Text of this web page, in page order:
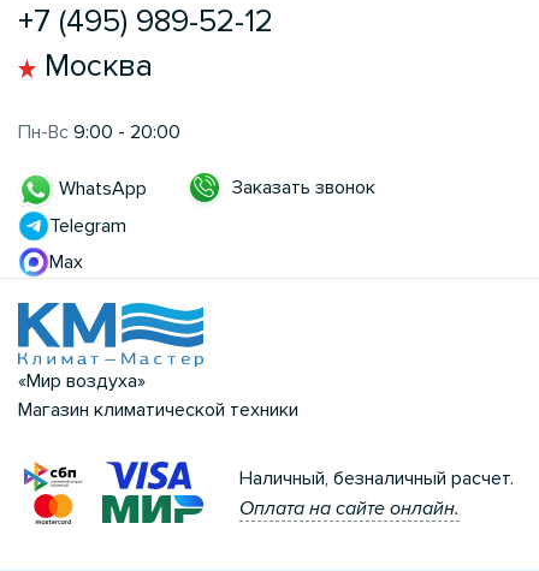
+7 (495) 989-52-12
Москва
Пн-Вс 9:00 - 20:00
WhatsApp
Telegram
Max
Заказать звонок
«Мир воздуха»
Магазин климатической техники
Наличный, безналичный расчет.
Оплата на сайте онлайн.